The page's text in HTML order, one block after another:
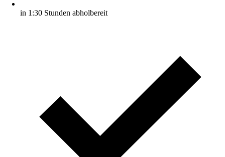
in 1:30 Stunden abholbereit